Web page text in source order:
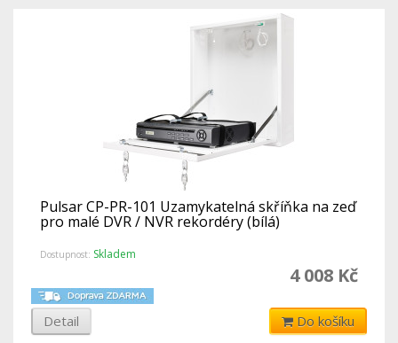
Pulsar CP-PR-101 Uzamykatelná skříňka na zeď
pro malé DVR / NVR rekordéry (bílá)
Dostupnost: Skladem
4 008 Kč
Detail Do košíku